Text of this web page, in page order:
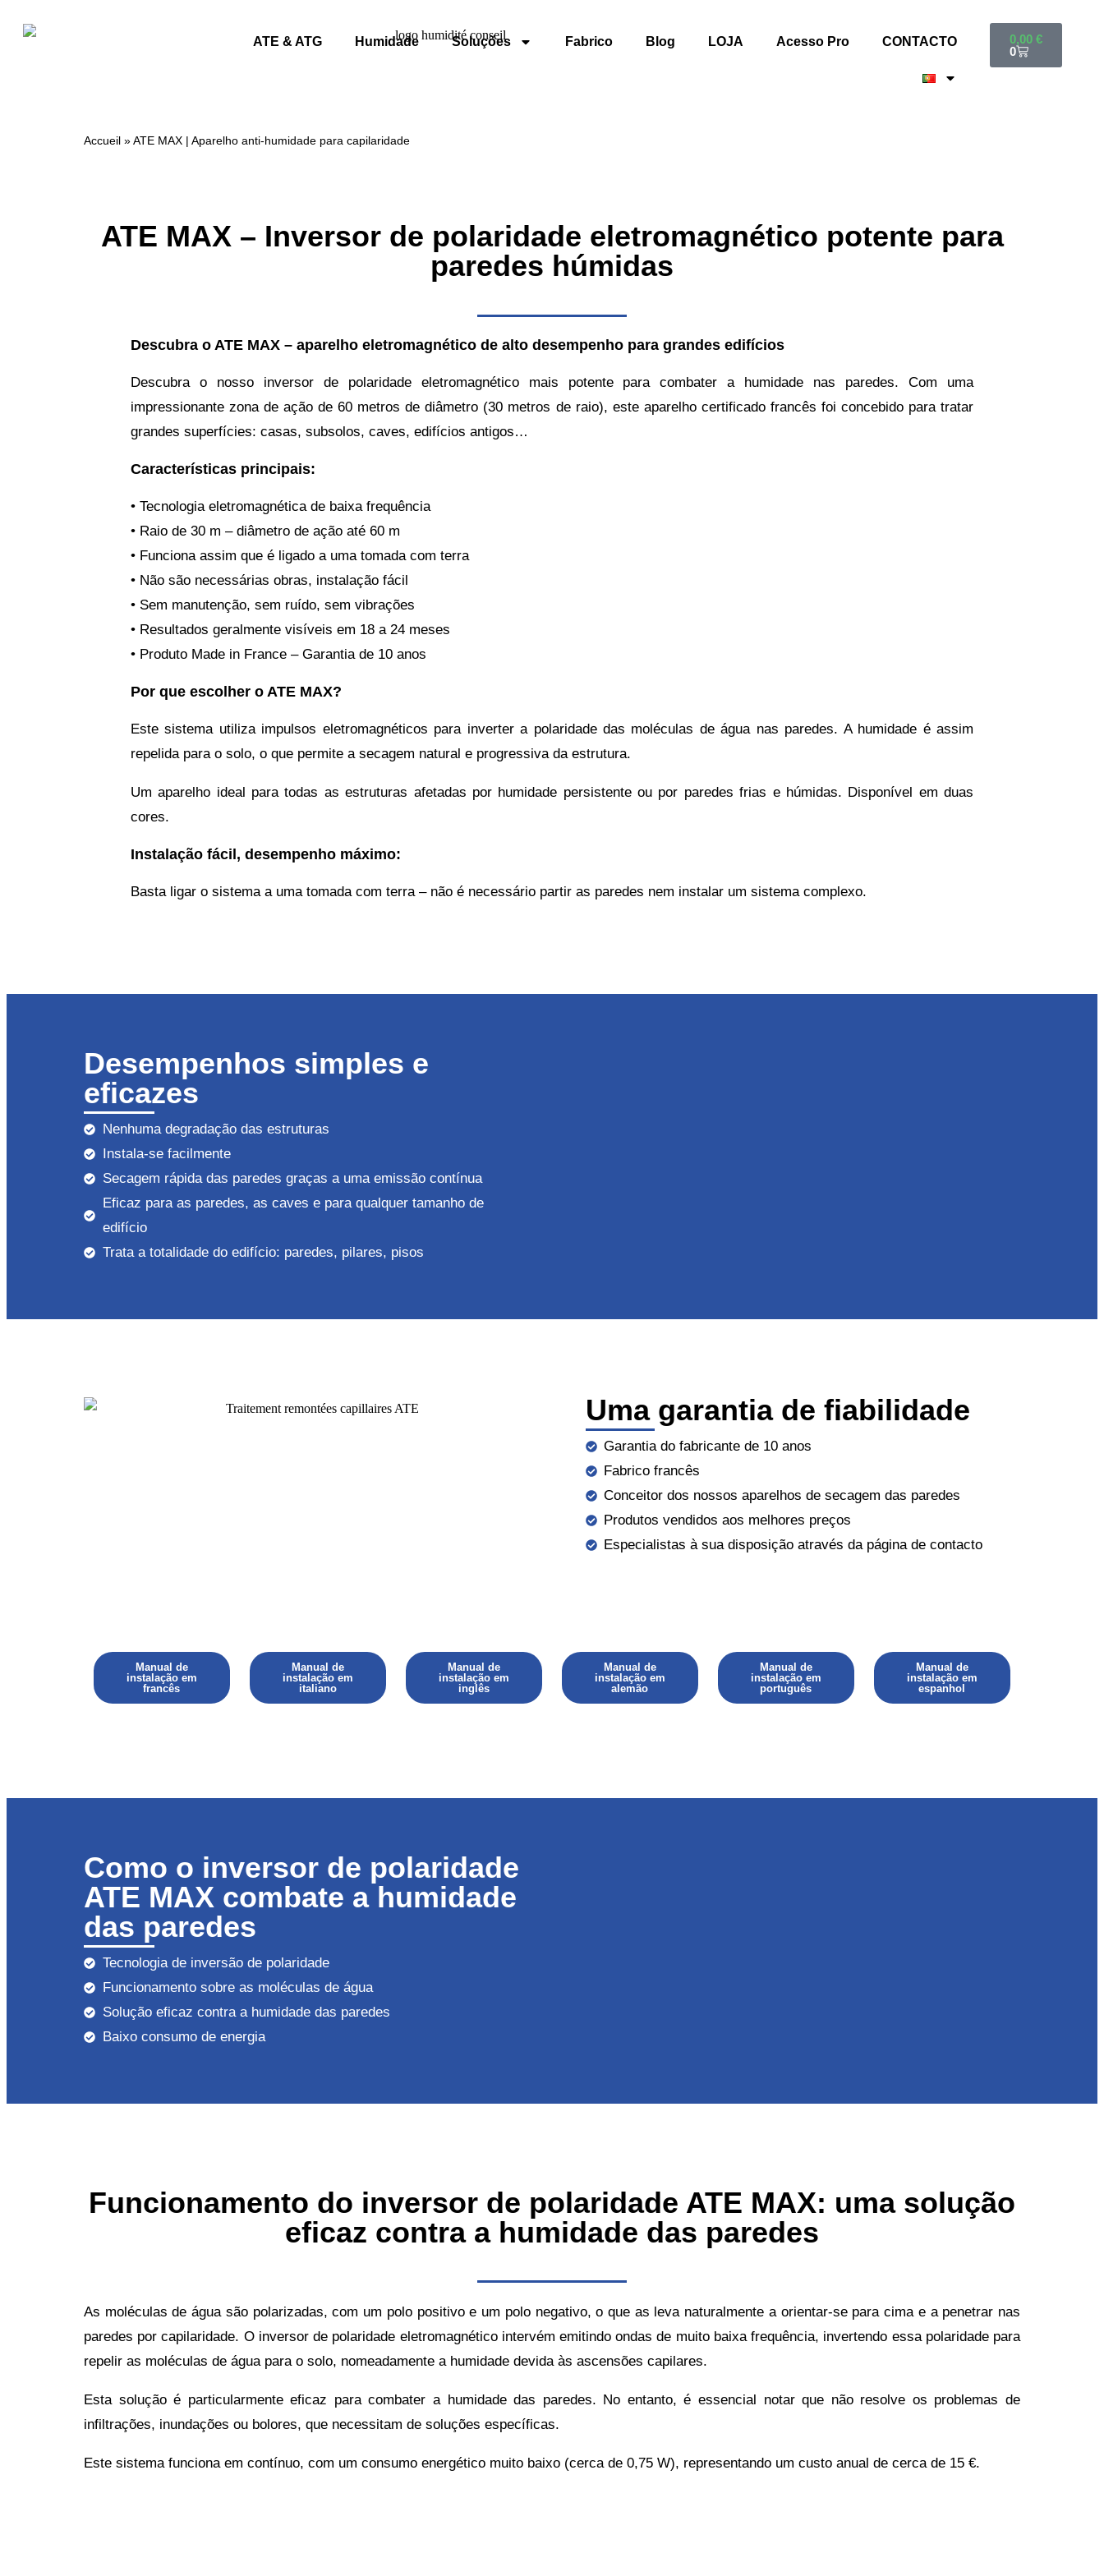
ATE & ATG Humidade Soluções Fabrico Blog LOJA Acesso Pro CONTACTO 0,00€
0
Accueil » ATE MAX | Aparelho anti-humidade para capilaridade
ATE MAX – Inversor de polaridade eletromagnético potente para
paredes húmidas
Descubra o ATE MAX – aparelho eletromagnético de alto desempenho para grandes edifícios
Descubra o nosso inversor de polaridade eletromagnético mais potente para combater a humidade nas paredes. Com uma
impressionante zona de ação de 60 metros de diâmetro (30 metros de raio), este aparelho certificado francês foi concebido para tratar
grandes superfícies: casas, subsolos, caves, edifícios antigos…
Características principais:
• Tecnologia eletromagnética de baixa frequência
• Raio de 30 m – diâmetro de ação até 60 m
• Funciona assim que é ligado a uma tomada com terra
• Não são necessárias obras, instalação fácil
• Sem manutenção, sem ruído, sem vibrações
• Resultados geralmente visíveis em 18 a 24 meses
• Produto Made in France – Garantia de 10 anos
Por que escolher o ATE MAX?
Este sistema utiliza impulsos eletromagnéticos para inverter a polaridade das moléculas de água nas paredes. A humidade é assim
repelida para o solo, o que permite a secagem natural e progressiva da estrutura.
Um aparelho ideal para todas as estruturas afetadas por humidade persistente ou por paredes frias e húmidas. Disponível em duas
cores.
Instalação fácil, desempenho máximo:
Basta ligar o sistema a uma tomada com terra – não é necessário partir as paredes nem instalar um sistema complexo.
Desempenhos simples e
eficazes
Nenhuma degradação das estruturas
Instala-se facilmente
Secagem rápida das paredes graças a uma emissão contínua
Eficaz para as paredes, as caves e para qualquer tamanho de
edifício
Trata a totalidade do edifício: paredes, pilares, pisos
Uma garantia de fiabilidade
Garantia do fabricante de 10 anos
Fabrico francês
Conceitor dos nossos aparelhos de secagem das paredes
Produtos vendidos aos melhores preços
Especialistas à sua disposição através da página de contacto
Manual de
instalação em
francês
Manual de
instalação em
italiano
Manual de
instalação em
inglês
Manual de
instalação em
alemão
Manual de
instalação em
português
Manual de
instalação em
espanhol
Como o inversor de polaridade
ATE MAX combate a humidade
das paredes
Tecnologia de inversão de polaridade
Funcionamento sobre as moléculas de água
Solução eficaz contra a humidade das paredes
Baixo consumo de energia
Funcionamento do inversor de polaridade ATE MAX: uma solução
eficaz contra a humidade das paredes
As moléculas de água são polarizadas, com um polo positivo e um polo negativo, o que as leva naturalmente a orientar-se para cima e a penetrar nas
paredes por capilaridade. O inversor de polaridade eletromagnético intervém emitindo ondas de muito baixa frequência, invertendo essa polaridade para
repelir as moléculas de água para o solo, nomeadamente a humidade devida às ascensões capilares.
Esta solução é particularmente eficaz para combater a humidade das paredes. No entanto, é essencial notar que não resolve os problemas de
infiltrações, inundações ou bolores, que necessitam de soluções específicas.
Este sistema funciona em contínuo, com um consumo energético muito baixo (cerca de 0,75 W), representando um custo anual de cerca de 15 €.